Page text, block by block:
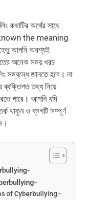
কথাটির অর্থের সাথে
known the meaning
আপনি অবশ্যই
অনেক সময় খরচ
সম্বন্ধে জানতে হবে। না
ব্যক্তিগত তথ্য নিয়ে
পারে। আপনি যদি
থাকুন ও ব্লগটি সম্পূর্ণ
of Cyberbullying–